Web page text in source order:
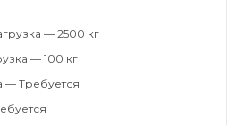
— 2500 кг
— 100 кг
— Требуется